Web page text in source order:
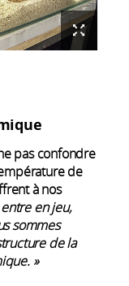
pas confondre
de
à nos
en jeu,
sommes
de la
»